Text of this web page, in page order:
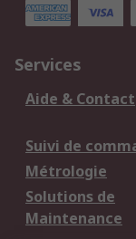
Services
Aide & Contact
Suivi de
Métrologie
Solutions de
Maintenance